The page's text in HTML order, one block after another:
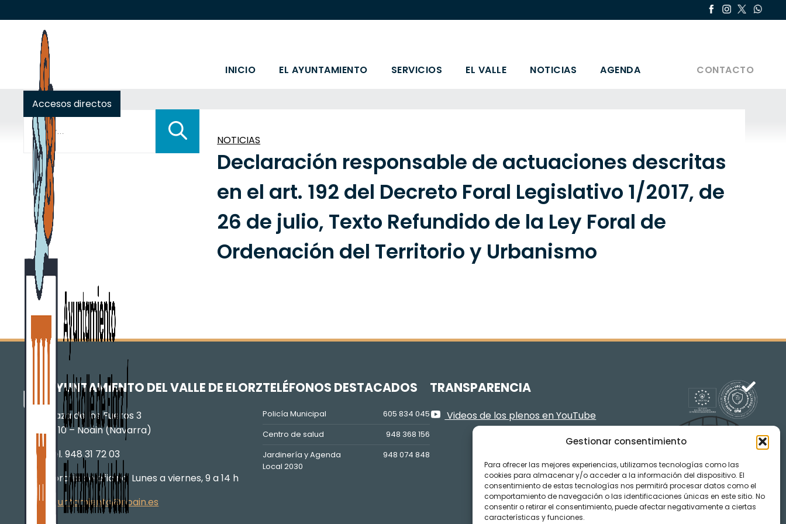
Gestionar consentimiento
Para ofrecer las mejores experiencias, utilizamos tecnologías como las
cookies para almacenar y/o acceder a la información del dispositivo. El
consentimiento de estas tecnologías nos permitirá procesar datos como el
comportamiento de navegación o las identificaciones únicas en este sitio. No
consentir o retirar el consentimiento, puede afectar negativamente a ciertas
características y funciones.
INICIO EL AYUNTAMIENTO SERVICIOS EL VALLE NOTICIAS AGENDA CONTACTO
Accesos directos
Buscar:
NOTICIAS
Declaración responsable de actuaciones descritas
en el art. 192 del Decreto Foral Legislativo 1/2017, de
26 de julio, Texto Refundido de la Ley Foral de
Ordenación del Territorio y Urbanismo
AYUNTAMIENTO DEL VALLE DE ELORZ
Plaza de los Fueros 3
31110 – Noáin (Navarra)
Tel. 948 31 72 03
Horario de oficina: Lunes a viernes, 9 a 14 h
ayuntamiento@noain.es
TELÉFONOS DESTACADOS
Policía Municipal
605 834 045
Centro de salud
948 368 156
Jardinería y Agenda
Local 2030
948 074 848
TRANSPARENCIA
Videos de los plenos en YouTube